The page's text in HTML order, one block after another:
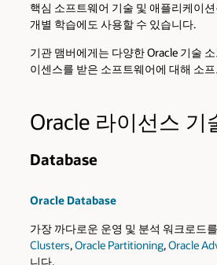
핵심 소프트웨어 기술 및 애플리케이
개별 학습에도 사용할 수 있습니다.
기관 맴버에게는 다양한 Oracle 기술
이센스를 받은 소프트웨어에 대해 소
Oracle 라이선스 기
Database
Oracle Database
가장 까다로운 운영 및 분석 워크로드
Clusters,Oracle Partitioning,Oracle
니다.